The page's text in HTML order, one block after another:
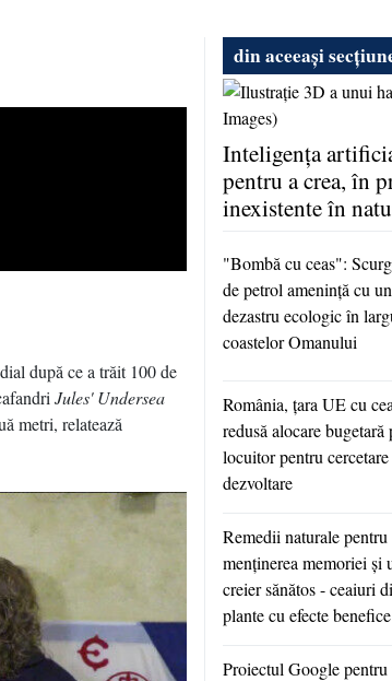
după ce a trăit 100 de
Jules' Undersea
metri, relatează
din aceeași
Inteligenţa
pentru a crea, în
inexistente în
"Bombă cu ceas":
de petrol ameninţă cu un
dezastru ecologic în
coastelor Omanului
România, ţara UE cu
redusă alocare bugetară
locuitor pentru cercetare
dezvoltare
Remedii naturale pentru
menţinerea memoriei şi
creier sănătos - ceaiuri
plante cu efecte benefice
Proiectul Google pentru